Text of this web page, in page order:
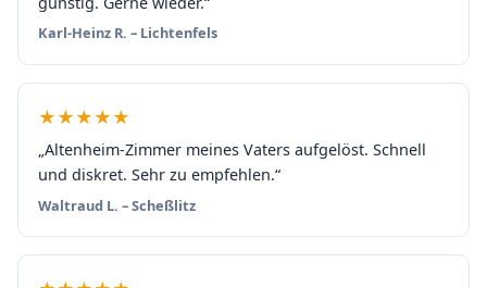
Karl-Heinz R. – Lichtenfels
★★★★★
„Altenheim-Zimmer meines Vaters aufgelöst. Schnell
und diskret. Sehr zu empfehlen.“
Waltraud L. – Scheßlitz